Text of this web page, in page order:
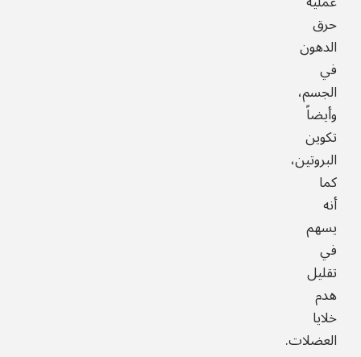
حرق
الدهون
في
الجسم،
وأيضاً
تكوين
البروتين،
كما
أنه
يسهم
في
تقليل
هدم
خلايا
العضلات.